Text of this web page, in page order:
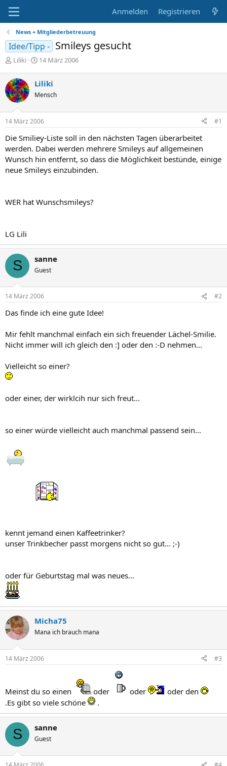
Anmelden Registrieren
News + Mitgliederbetreuung
Idee/Tipp - Smileys gesucht
E
s
t
e
l
l
e
Liliki
E
t
e
l
t
m
14 März 2006
Liliki
Mensch
14 März 2006 #1
Die Smiliey-Liste soll in den nächsten Tagen überarbeitet
werden. Dabei werden mehrere Smileys auf allgemeinen
Wunsch hin entfernt, so dass die Möglichkeit bestünde, einige
neue Smileys einzubinden.
WER hat Wunschsmileys?
LG Lili
S sanne
Guest
14 März 2006 #2
Das finde ich eine gute Idee!
Mir fehlt manchmal einfach ein sich freuender Lächel-Smilie.
Nicht immer will ich gleich den :] oder den :-D nehmen...
Vielleicht so einer?
oder einer, der wirklcih nur sich freut...
so einer würde vielleicht auch manchmal passend sein...
kennt jemand einen Kaffeetrinker?
unser Trinkbecher passt morgens nicht so gut... ;-)
oder für Geburtstag mal was neues...
Micha75
Mana ich brauch mana
14 März 2006 #3
Meinst du so einen oder oder
oder den
.Es gibt so viele schöne
.
S sanne
Guest